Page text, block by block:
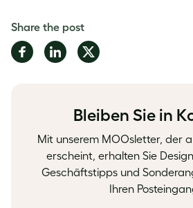
Share the post
Share Share Share
Bleiben Sie in
Mit unserem MOOsletter, der
erscheint, erhalten Sie
Geschäftstipps und
Ihren